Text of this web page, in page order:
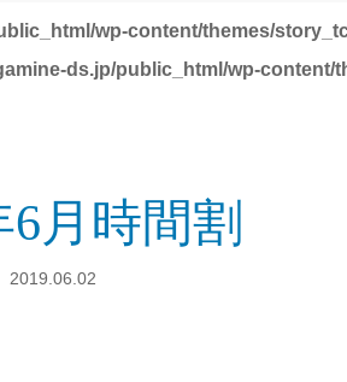
wp-content/themes/
ds.jp/public_html/wp-content/
6月時間割
2019.06.02